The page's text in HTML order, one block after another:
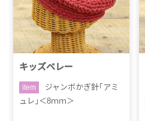
キッズベレー
item
ジャンボかぎ針｢アミ
ュレ｣＜8ｍｍ＞